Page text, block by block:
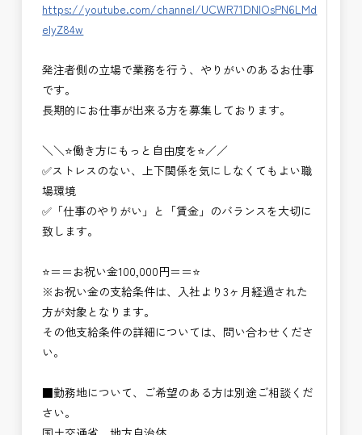
https://youtube.com/channel/UCWR71DNlOsPN6LMd
eIyZ84w
発注者側の立場で業務を行う、やりがいのあるお仕事
です。
長期的にお仕事が出来る方を募集しております。
＼＼⭐働き方にもっと自由度を⭐／／
✅ストレスのない、上下関係を気にしなくてもよい職
場環境
✅「仕事のやりがい」と「賃金」のバランスを大切に
致します。
⭐＝＝お祝い金100,000円＝＝⭐
※お祝い金の支給条件は、入社より3ヶ月経過された
方が対象となります。
その他支給条件の詳細については、問い合わせくださ
い。
■勤務地について、ご希望のある方は別途ご相談くだ
さい。